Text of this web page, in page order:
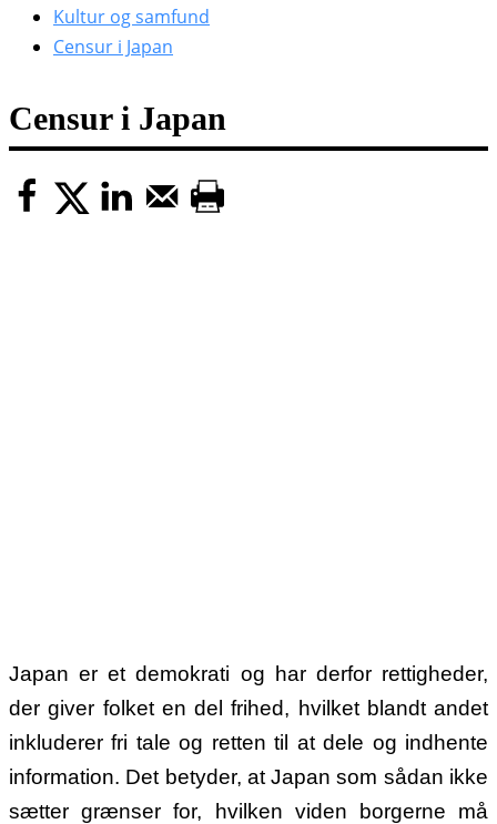
Kultur og samfund
Censur i Japan
Censur i Japan
Japan er et demokrati og har derfor rettigheder,
der giver folket en del frihed, hvilket blandt andet
inkluderer fri tale og retten til at dele og indhente
information. Det betyder, at Japan som sådan ikke
sætter grænser for, hvilken viden borgerne må